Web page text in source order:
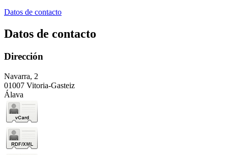
Datos de contacto
Datos de contacto
Dirección
Navarra, 2
01007 Vitoria-Gasteiz
Álava